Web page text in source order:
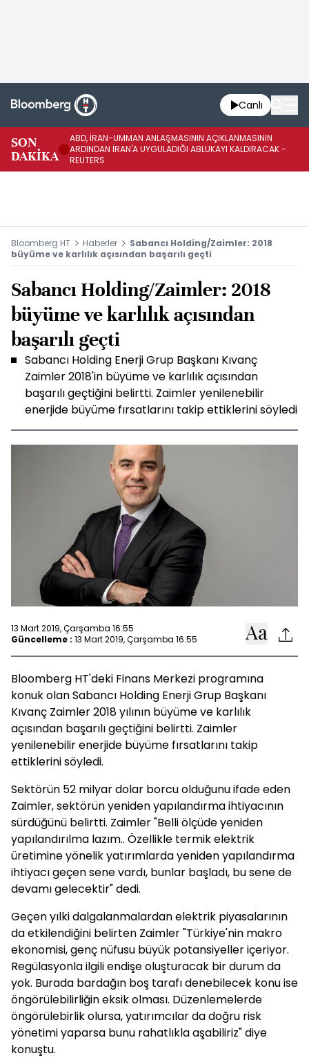
Canlı
SON
DAKİKA
ABD, İRAN-UMMAN ANLAŞMASININ AÇIKLANMASININ
ARDINDAN İRAN'A UYGULADIĞI ABLUKAYI KALDIRACAK -
REUTERS
Bloomberg HT Haberler
Sabancı Holding/Zaimler: 2018
büyüme ve karlılık açısından başarılı geçti
Sabancı Holding/Zaimler: 2018
büyüme ve karlılık açısından
başarılı geçti
Sabancı Holding Enerji Grup Başkanı Kıvanç
Zaimler 2018'in büyüme ve karlılık açısından
başarılı geçtiğini belirtti. Zaimler yenilenebilir
enerjide büyüme fırsatlarını takip ettiklerini söyledi
13 Mart 2019, Çarşamba 16:55
Güncelleme : 13 Mart 2019, Çarşamba 16:55
Bloomberg HT'deki Finans Merkezi programına
konuk olan Sabancı Holding Enerji Grup Başkanı
Kıvanç Zaimler 2018 yılının büyüme ve karlılık
açısından başarılı geçtiğini belirtti. Zaimler
yenilenebilir enerjide büyüme fırsatlarını takip
ettiklerini söyledi.
Sektörün 52 milyar dolar borcu olduğunu ifade eden
Zaimler, sektörün yeniden yapılandırma ihtiyacının
sürdüğünü belirtti. Zaimler "Belli ölçüde yeniden
yapılandırılma lazım.. Özellikle termik elektrik
üretimine yönelik yatırımlarda yeniden yapılandırma
ihtiyacı geçen sene vardı, bunlar başladı, bu sene de
devamı gelecektir" dedi.
Geçen yılki dalgalanmalardan elektrik piyasalarının
da etkilendiğini belirten Zaimler "Türkiye'nin makro
ekonomisi, genç nüfusu büyük potansiyeller içeriyor.
Regülasyonla ilgili endişe oluşturacak bir durum da
yok. Burada bardağın boş tarafı denebilecek konu ise
öngörülebilirliğin eksik olması. Düzenlemelerde
öngörülebirlik olursa, yatırımcılar da doğru risk
yönetimi yaparsa bunu rahatlıkla aşabiliriz" diye
konuştu.